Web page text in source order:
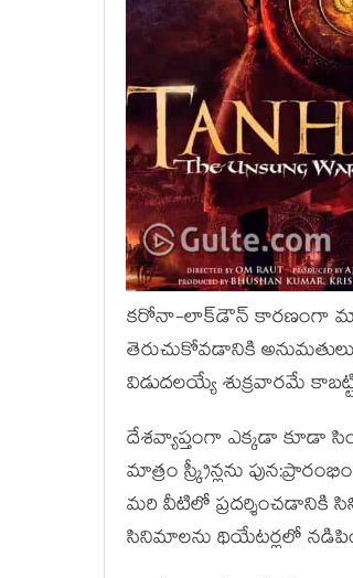
కరోనా-లాక్‌డౌన్ కారణంగా
తెరుచుకోవడానికి
విడుదలయ్యే శుక్రవారమే
దేశవ్యాప్తంగా ఎక్కడా కూడా
మాత్రం స్క్రీన్లను
మరి వీటిలో ప్రదర్శించడానికి
సినిమాలను థియేటర్లలో